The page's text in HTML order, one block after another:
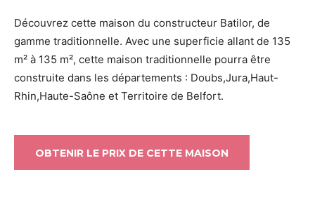
Découvrez cette maison du constructeur Batilor, de
gamme traditionnelle. Avec une superficie allant de 135
m² à 135 m², cette maison traditionnelle pourra être
construite dans les départements : Doubs,Jura,Haut-
Rhin,Haute-Saône et Territoire de Belfort.
OBTENIR LE PRIX DE CETTE MAISON